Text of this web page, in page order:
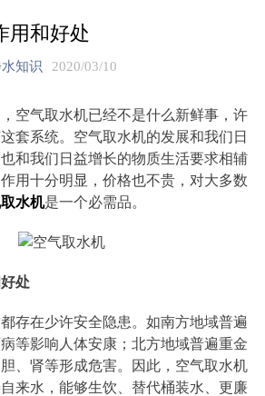
用和好处
知识 2020/03/10
空气取水机已经不是什么新鲜事，许
套系统。空气取水机的发展和我们日
和我们日益增长的物质生活要求相辅
用十分明显，价格也不贵，对大多数
水机是一个必需品。
处
存在少许安全隐患。如南方地域普遍
等影响人体安康；北方地域普遍重金
、肾等形成危害。因此，空气取水机
来水，能够生饮、替代桶装水、更廉